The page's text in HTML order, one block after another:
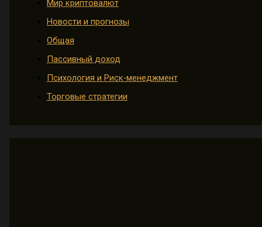
Мир криптовалют
Новости и прогнозы
Общая
Пассивный доход
Психология и Риск-менеджмент
Торговые стратегии